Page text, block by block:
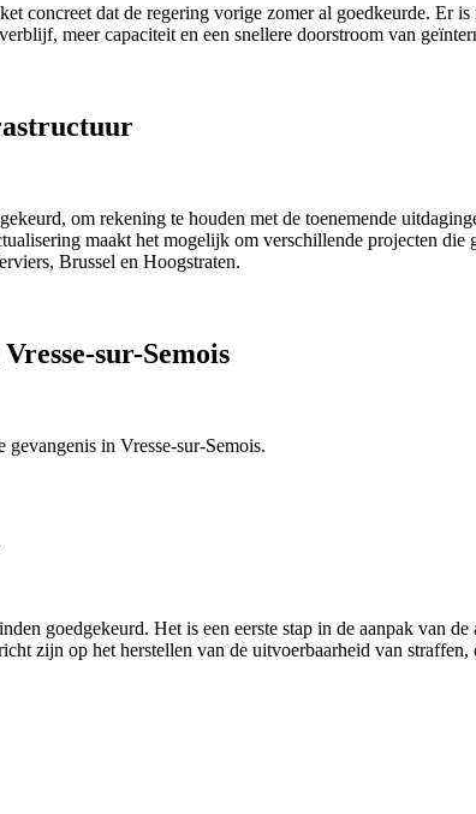
concreet dat de regering vorige zomer al goedkeurde. Er
meer capaciteit en een snellere doorstroom van
om rekening te houden met de toenemende
maakt het mogelijk om verschillende projecten
Brussel en Hoogstraten.
sur-Semois
in Vresse-sur-Semois.
goedgekeurd. Het is een eerste stap in de aanpak van
zijn op het herstellen van de uitvoerbaarheid van straffen,